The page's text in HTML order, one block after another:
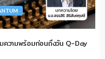
ความพร้อมก่อนถึงวัน Q-Day